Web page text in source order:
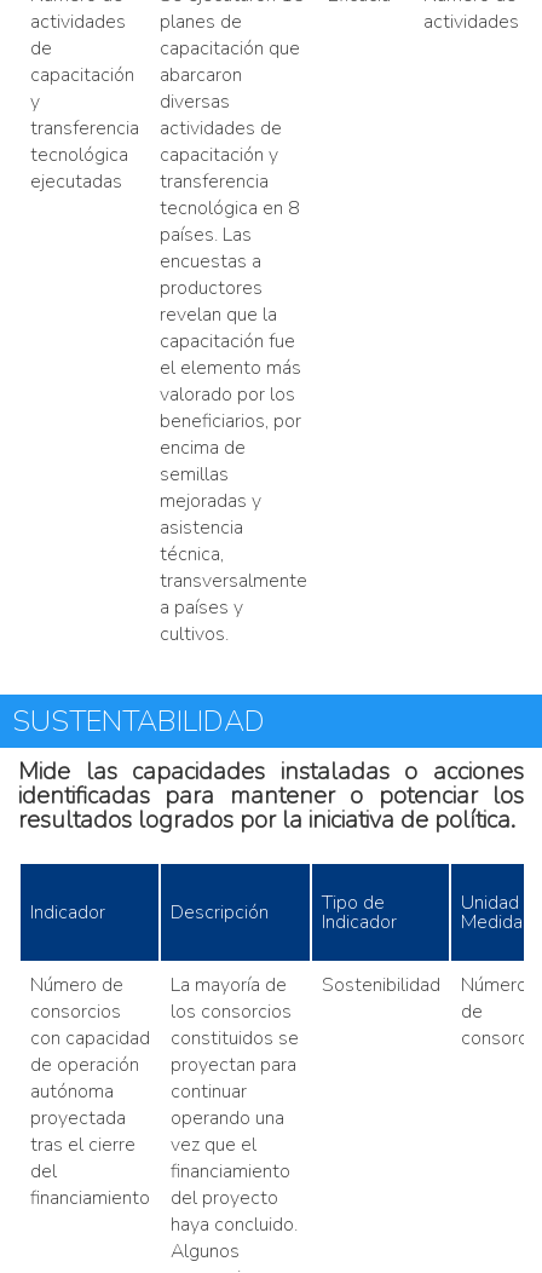
actividades
de
capacitación
y
transferencia
tecnológica
ejecutadas
planes de
capacitación que
abarcaron
diversas
actividades de
capacitación y
transferencia
tecnológica en 8
países. Las
encuestas a
productores
revelan que la
capacitación fue
el elemento más
valorado por los
beneficiarios, por
encima de
semillas
mejoradas y
asistencia
técnica,
transversalmente
a países y
cultivos.
actividades
SUSTENTABILIDAD
Mide las capacidades instaladas o acciones
identificadas para mantener o potenciar los
resultados logrados por la iniciativa de política.
Indicador Descripción Tipo de
Indicador
Unidad
Medidad
Número de
consorcios
con capacidad
de operación
autónoma
proyectada
tras el cierre
del
financiamiento
La mayoría de
los consorcios
constituidos se
proyectan para
continuar
operando una
vez que el
financiamiento
del proyecto
haya concluido.
Algunos
Sostenibilidad
Número
de